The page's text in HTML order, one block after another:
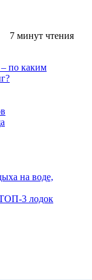
7 минут чтения
по каким
на воде,
3 лодок